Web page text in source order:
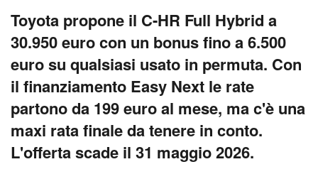
Toyota propone il C-HR Full Hybrid a
30.950 euro con un bonus fino a 6.500
euro su qualsiasi usato in permuta. Con
il finanziamento Easy Next le rate
partono da 199 euro al mese, ma c'è una
maxi rata finale da tenere in conto.
L'offerta scade il 31 maggio 2026.